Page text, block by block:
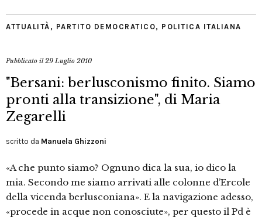
ATTUALITÀ , PARTITO DEMOCRATICO, POLITICA ITALIANA
Pubblicato il29 Luglio 2010
"Bersani: berlusconismo finito. Siamo
pronti alla transizione", di Maria
Zegarelli
scritto da Manuela Ghizzoni
«A che punto siamo? Ognuno dica la sua, io dico la
mia. Secondo me siamo arrivati alle colonne d’Ercole
della vicenda berlusconiana». E la navigazione adesso,
«procede in acque non conosciute», per questo il Pd è